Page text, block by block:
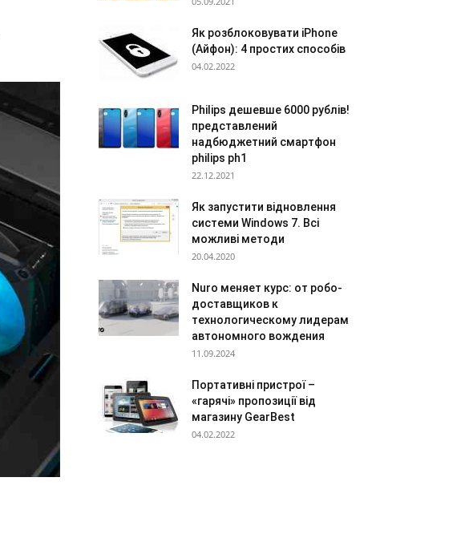
Як розблоковувати iPhone
(Айфон): 4 простих способів
04.02.2022
Philips дешевше 6000 рублів!
представлений
надбюджетний смартфон
philips ph1
22.12.2021
Як запустити відновлення
системи Windows 7. Всі
можливі методи
20.04.2020
Nuro меняет курс: от робо-
доставщиков к
технологическому лидерам
автономного вождения
11.09.2024
Портативні пристрої –
«гарячі» пропозиції від
магазину GearBest
04.02.2022